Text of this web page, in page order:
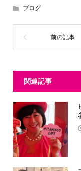
ブログ
関連記事